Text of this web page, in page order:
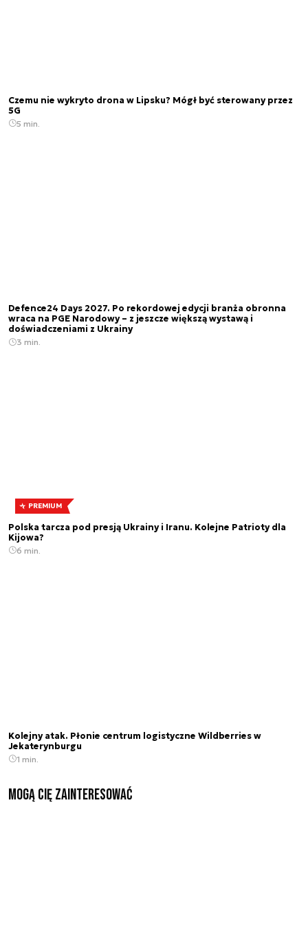
Czemu nie wykryto drona w Lipsku? Mógł być sterowany przez
5G
5 min.
Defence24 Days 2027. Po rekordowej edycji branża obronna
wraca na PGE Narodowy – z jeszcze większą wystawą i
doświadczeniami z Ukrainy
3 min.
PREMIUM
Polska tarcza pod presją Ukrainy i Iranu. Kolejne Patrioty dla
Kijowa?
6 min.
Kolejny atak. Płonie centrum logistyczne Wildberries w
Jekaterynburgu
1 min.
Mogą Cię zainteresować